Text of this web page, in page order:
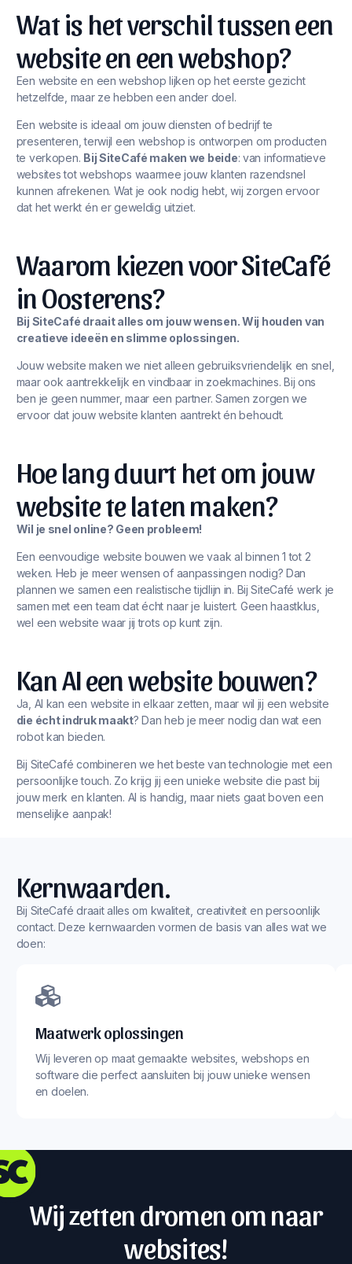
Wat is het verschil tussen een
website en een webshop?
Een website en een webshop lijken op het eerste gezicht
hetzelfde, maar ze hebben een ander doel.
Een website is ideaal om jouw diensten of bedrijf te
presenteren, terwijl een webshop is ontworpen om producten
te verkopen. Bij SiteCafé maken we beide: van informatieve
websites tot webshops waarmee jouw klanten razendsnel
kunnen afrekenen. Wat je ook nodig hebt, wij zorgen ervoor
dat het werkt én er geweldig uitziet.
Waarom kiezen voor SiteCafé
in Oosterens?
Bij SiteCafé draait alles om jouw wensen. Wij houden van
creatieve ideeën en slimme oplossingen.
Jouw website maken we niet alleen gebruiksvriendelijk en snel,
maar ook aantrekkelijk en vindbaar in zoekmachines. Bij ons
ben je geen nummer, maar een partner. Samen zorgen we
ervoor dat jouw website klanten aantrekt én behoudt.
Hoe lang duurt het om jouw
website te laten maken?
Wil je snel online? Geen probleem!
Een eenvoudige website bouwen we vaak al binnen 1 tot 2
weken. Heb je meer wensen of aanpassingen nodig? Dan
plannen we samen een realistische tijdlijn in. Bij SiteCafé werk je
samen met een team dat écht naar je luistert. Geen haastklus,
wel een website waar jij trots op kunt zijn.
Kan AI een website bouwen?
Ja, AI kan een website in elkaar zetten, maar wil jij een website
die écht indruk maakt? Dan heb je meer nodig dan wat een
robot kan bieden.
Bij SiteCafé combineren we het beste van technologie met een
persoonlijke touch. Zo krijg jij een unieke website die past bij
jouw merk en klanten. AI is handig, maar niets gaat boven een
menselijke aanpak!
Kernwaarden.
Bij SiteCafé draait alles om kwaliteit, creativiteit en persoonlijk
contact. Deze kernwaarden vormen de basis van alles wat we
doen:
Maatwerk oplossingen
Wij leveren op maat gemaakte websites, webshops en
software die perfect aansluiten bij jouw unieke wensen
en doelen.
Wij zetten dromen om naar
websites!